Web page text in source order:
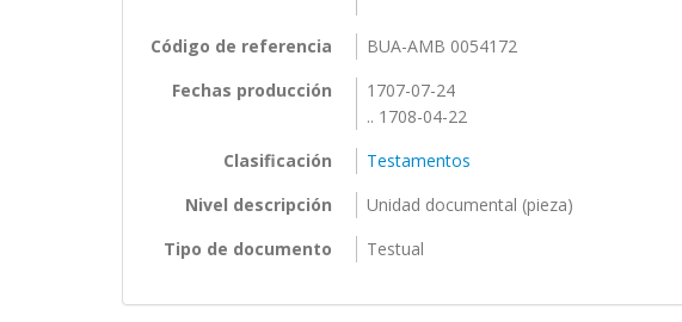
Código de referencia
BUA-AMB 0054172
Fechas producción
1707-07-24
.. 1708-04-22
Clasificación
Testamentos
Nivel descripción
Unidad documental (pieza)
Tipo de documento
Testual